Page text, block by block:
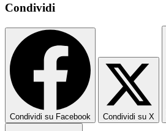
Condividi
Condividi su Facebook Condividi su X